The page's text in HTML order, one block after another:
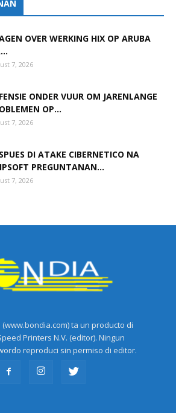
OVER WERKING HIX OP ARUBA
7, 2026
ONDER VUUR OM JARENLANGE
OP...
7, 2026
DI ATAKE CIBERNETICO NA
PREGUNTANAN...
7, 2026
(www.bondia.com) ta un producto di
Printers N.V. (editor). Ningun
reproduci sin permiso di editor.